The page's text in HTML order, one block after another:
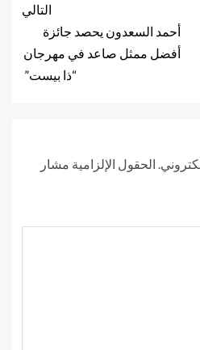
التالي
أحمد السعدون يحصد جائزة
أفضل ممثل صاعد في مهرجان
“ذا بيست”
الحقول الإلزامية مشار